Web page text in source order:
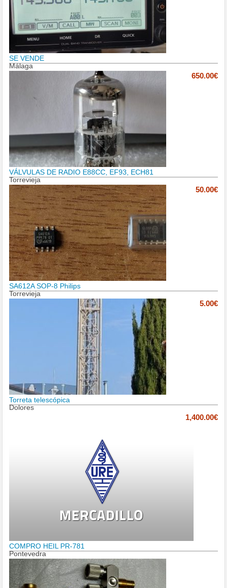
SE VENDE
Málaga
650.00€
VÁLVULAS DE RADIO E88CC, EF93, ECH81
Torrevieja
50.00€
SA612A SOP-8 Philips
Torrevieja
5.00€
Torreta telescópica
Dolores
1,400.00€
COMPRO HEIL PR-781
Pontevedra